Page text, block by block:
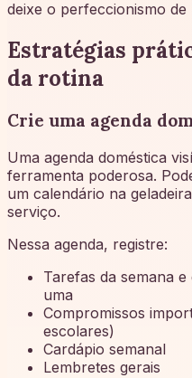
deixe o perfeccionismo de
Estratégias
da rotina
Crie uma agenda
Uma agenda doméstica
ferramenta poderosa.
um calendário na
serviço.
Nessa agenda, registre:
Tarefas da semana
uma
Compromissos
escolares)
Cardápio semanal
Lembretes gerais